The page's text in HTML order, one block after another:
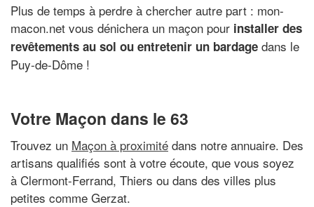
Plus de temps à perdre à chercher autre part : mon-
macon.net vous dénichera un maçon pour installer des
revêtements au sol ou entretenir un bardage dans le
Puy-de-Dôme !
Votre Maçon dans le 63
Trouvez un Maçon à proximité dans notre annuaire. Des
artisans qualifiés sont à votre écoute, que vous soyez
à Clermont-Ferrand, Thiers ou dans des villes plus
petites comme Gerzat.